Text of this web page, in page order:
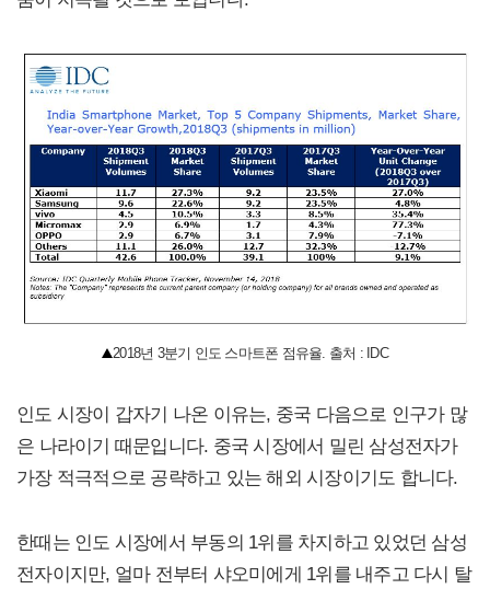
2018년 3분기 인도 스마트폰 점유율. 출처 : IDC
인도 시장이 갑자기 나온 이유는, 중국 다음으로 인구가 많
은 나라이기 때문입니다. 중국 시장에서 밀린 삼성전자가
가장 적극적으로 공략하고 있는 해외 시장이기도 합니다.
한때는 인도 시장에서 부동의 1위를 차지하고 있었던 삼성
전자이지만, 얼마 전부터 샤오미에게 1위를 내주고 다시 탈